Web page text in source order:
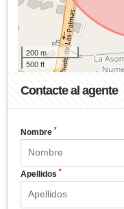
200 m
500 ft
Contacte al agente
Nombre *
Apellidos *